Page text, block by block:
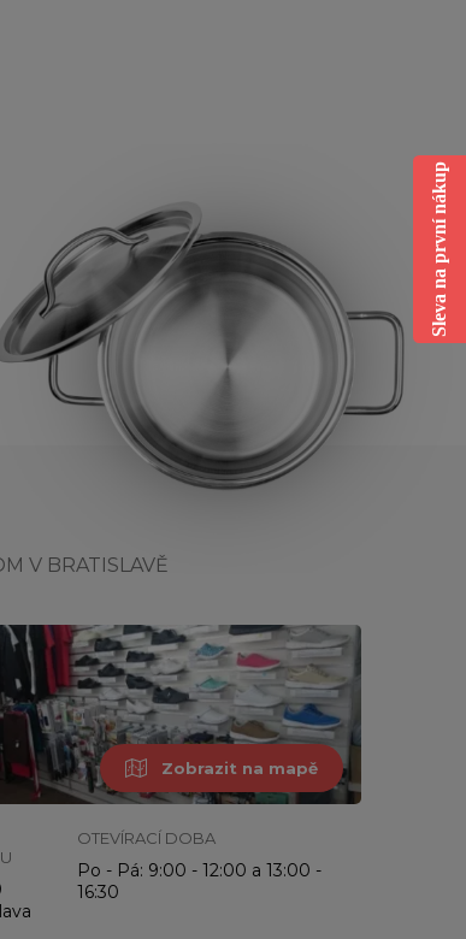
V BRATISLAVĚ
Zobrazit na mapě
OTEVÍRACÍ DOBA
Po - Pá: 9:00 - 12:00 a 13:00 -
16:30
Sleva na první nákup